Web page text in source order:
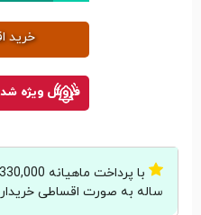
خرید
فروش ویژه
ساله به صورت اقساطی